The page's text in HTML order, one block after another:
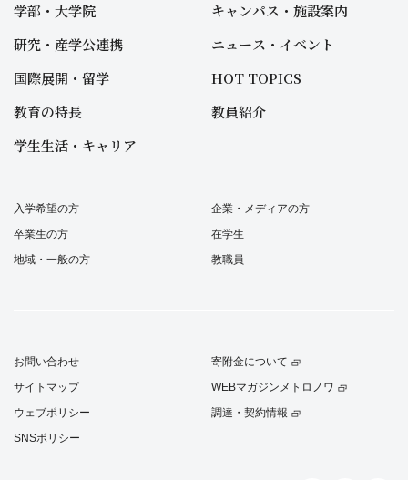
学部・大学院
研究・産学公連携
国際展開・留学
教育の特長
学生生活・キャリア
キャンパス・施設案内
ニュース・イベント
HOT TOPICS
教員紹介
入学希望の方
卒業生の方
地域・一般の方
企業・メディアの方
在学生
教職員
お問い合わせ
サイトマップ
ウェブポリシー
SNSポリシー
寄附金について
WEBマガジンメトロノワ
調達・契約情報